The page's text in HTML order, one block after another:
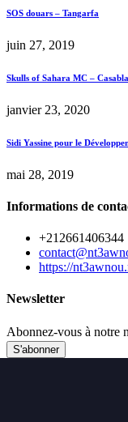
SOS douars – Tangarfa
juin 27, 2019
Skulls of Sahara MC –
janvier 23, 2020
Sidi Yassine pour le
mai 28, 2019
Informations de
+212661406344
https://
Newsletter
Abonnez-vous à notre